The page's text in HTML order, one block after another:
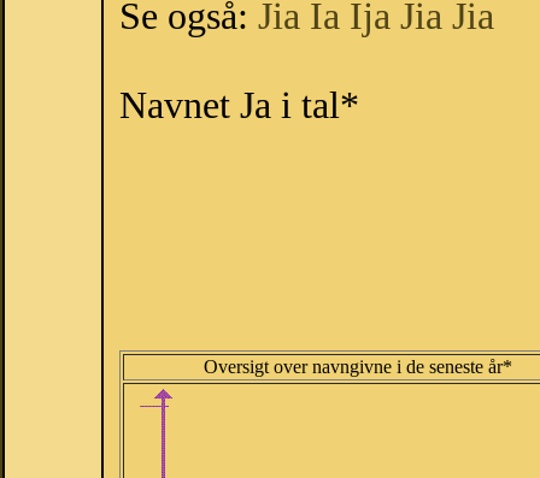
Se også: Jia Ia Ija Jia Jia
Navnet Ja i tal*
Oversigt over navngivne i de seneste år*